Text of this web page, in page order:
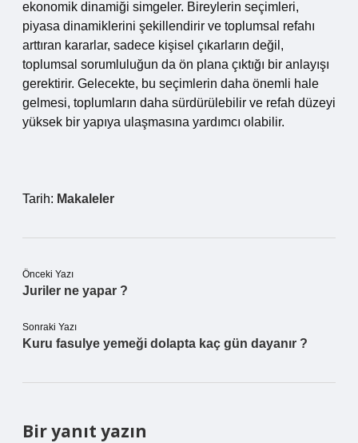
ekonomik dinamiği simgeler. Bireylerin seçimleri,
piyasa dinamiklerini şekillendirir ve toplumsal refahı
arttıran kararlar, sadece kişisel çıkarların değil,
toplumsal sorumluluğun da ön plana çıktığı bir anlayışı
gerektirir. Gelecekte, bu seçimlerin daha önemli hale
gelmesi, toplumların daha sürdürülebilir ve refah düzeyi
yüksek bir yapıya ulaşmasına yardımcı olabilir.
Tarih: Makaleler
Önceki Yazı
Juriler ne yapar ?
Sonraki Yazı
Kuru fasulye yemeği dolapta kaç gün dayanır ?
Bir yanıt yazın